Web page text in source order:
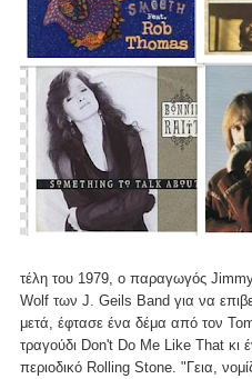
τέλη του 1979, ο παραγωγός
Wolf των J. Geils Band για να
μετά, έφτασε ένα δέμα από τον
τραγούδι Don't Do Me Like That κι
περιοδικό Rolling Stone. "Γεια,